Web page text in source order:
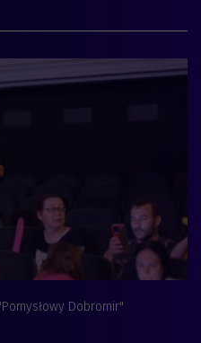
Dobromir"